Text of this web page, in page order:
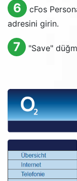
6
cFos
adresini girin.
7 "Save"